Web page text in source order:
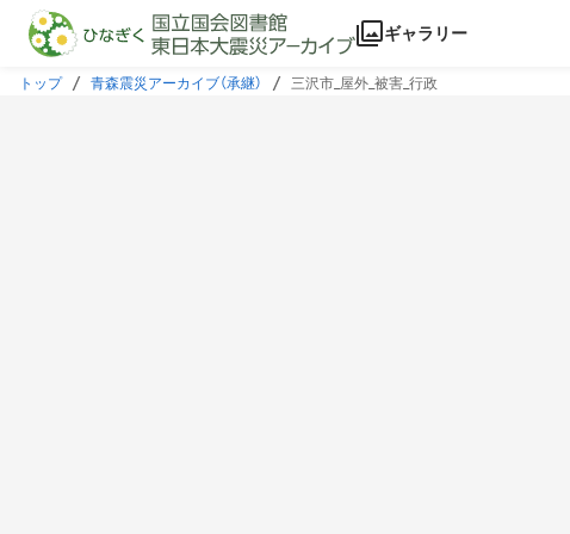
本文に飛ぶ
ギャラリー
トップ 青森震災アーカイブ（承継） 三沢市_屋外_被害_行政